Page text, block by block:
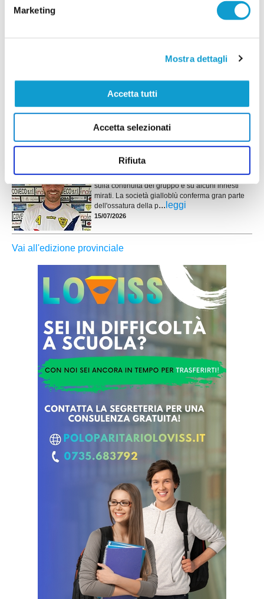
Marketing
Mostra dettagli
Accetta tutti
Accetta selezionati
Rifiuta
La Leonessa Montoro è molto attiva sul mercato e
stagione. Il direttore sportivo Giancarlo Tateo ha
costruito una rosa che unisce giovani di
15/07/2026
VILLA MUSONE molto attivo sul mercato: le
ultime novità
Il Villa Musone prosegue la costruzione della
rosa in vista della stagione 2026-2027, puntando
sulla continuità del gruppo e su alcuni innesti
mirati. La società gialloblù conferma gran parte
dell'ossatura della p... leggi
15/07/2026
Vai all'edizione provinciale